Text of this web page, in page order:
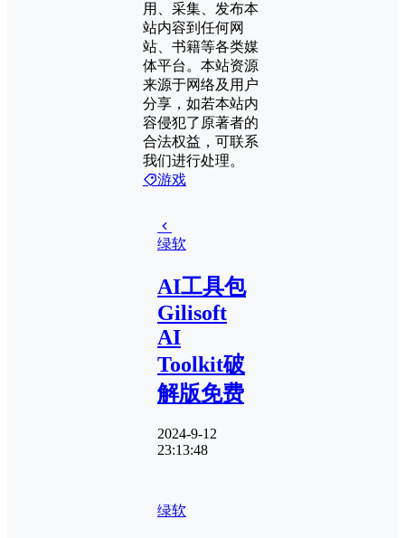
用、采集、发布本
站内容到任何网
站、书籍等各类媒
体平台。本站资源
来源于网络及用户
分享，如若本站内
容侵犯了原著者的
合法权益，可联系
我们进行处理。
游戏
绿软
AI工具包
Gilisoft
AI
Toolkit破
解版免费
2024-9-12
23:13:48
绿软